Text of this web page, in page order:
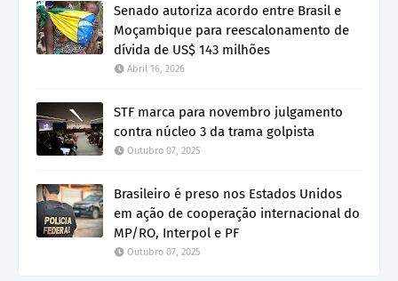
Senado autoriza acordo entre Brasil e
Moçambique para reescalonamento de
dívida de US$ 143 milhões
Abril 16, 2026
STF marca para novembro julgamento
contra núcleo 3 da trama golpista
Outubro 07, 2025
Brasileiro é preso nos Estados Unidos
em ação de cooperação internacional do
MP/RO, Interpol e PF
Outubro 07, 2025